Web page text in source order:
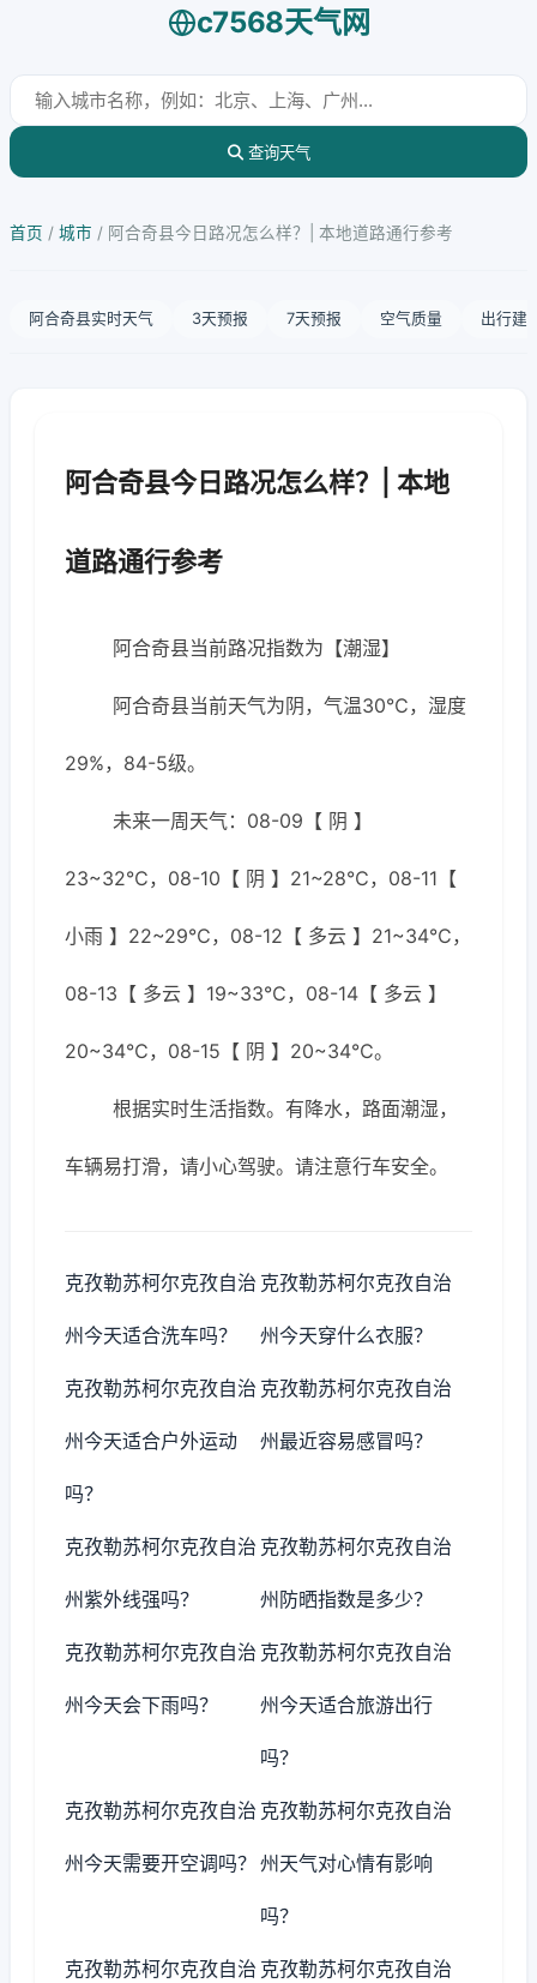
c7568天气网
查询天气
首页 / 城市 / 阿合奇县今日路况怎么样？| 本地道路通行参考
阿合奇县实时天气 3天预报 7天预报 空气质量 出行建
阿合奇县今日路况怎么样？| 本地
道路通行参考
阿合奇县当前路况指数为【潮湿】
阿合奇县当前天气为阴，气温30℃，湿度
29%，84-5级。
未来一周天气：08-09【 阴 】
23~32℃，08-10【 阴 】21~28℃，08-11【
小雨 】22~29℃，08-12【 多云 】21~34℃，
08-13【 多云 】19~33℃，08-14【 多云 】
20~34℃，08-15【 阴 】20~34℃。
根据实时生活指数。有降水，路面潮湿，
车辆易打滑，请小心驾驶。请注意行车安全。
克孜勒苏柯尔克孜自治
州今天适合洗车吗？
克孜勒苏柯尔克孜自治
州今天穿什么衣服？
克孜勒苏柯尔克孜自治
州今天适合户外运动
吗？
克孜勒苏柯尔克孜自治
州最近容易感冒吗？
克孜勒苏柯尔克孜自治
州紫外线强吗？
克孜勒苏柯尔克孜自治
州防晒指数是多少？
克孜勒苏柯尔克孜自治
州今天会下雨吗？
克孜勒苏柯尔克孜自治
州今天适合旅游出行
吗？
克孜勒苏柯尔克孜自治
州今天需要开空调吗？
克孜勒苏柯尔克孜自治
州天气对心情有影响
吗？
克孜勒苏柯尔克孜自治 克孜勒苏柯尔克孜自治